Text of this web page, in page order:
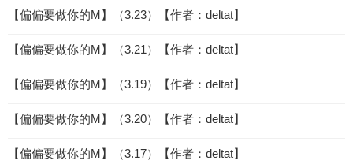
【偏偏要做你的M】（3.23）【作者：deltat】
【偏偏要做你的M】（3.21）【作者：deltat】
【偏偏要做你的M】（3.19）【作者：deltat】
【偏偏要做你的M】（3.20）【作者：deltat】
【偏偏要做你的M】（3.17）【作者：deltat】